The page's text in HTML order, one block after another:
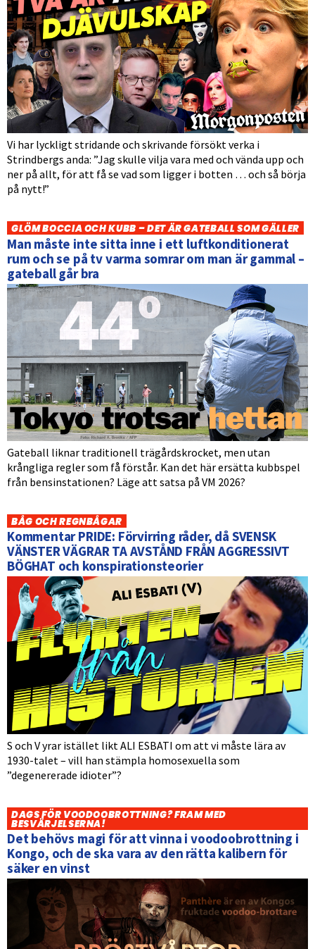
Vi har lyckligt stridande och skrivande försökt verka i
Strindbergs anda: ”Jag skulle vilja vara med och vända upp och
ner på allt, för att få se vad som ligger i botten … och så börja
på nytt!”
GLÖM BOCCIA OCH KUBB – DET ÄR GATEBALL SOM GÄLLER
Man måste inte sitta inne i ett luftkonditionerat
rum och se på tv varma somrar om man är gammal –
gateball går bra
Gateball liknar traditionell trägårdskrocket, men utan
krångliga regler som få förstår. Kan det här ersätta kubbspel
från bensinstationen? Läge att satsa på VM 2026?
BÅG OCH REGNBÅGAR
Kommentar PRIDE: Förvirring råder, då SVENSK
VÄNSTER VÄGRAR TA AVSTÅND FRÅN AGGRESSIVT
BÖGHAT och konspirationsteorier
S och V yrar istället likt ALI ESBATI om att vi måste lära av
1930-talet – vill han stämpla homosexuella som
”degenererade idioter”?
DAGS FÖR VOODOOBROTTNING? FRAM MED
BESVÄRJELSERNA!
Det behövs magi för att vinna i voodoobrottning i
Kongo, och de ska vara av den rätta kalibern för
säker en vinst